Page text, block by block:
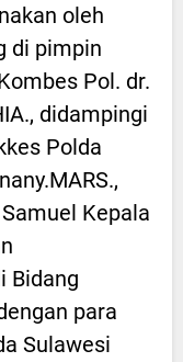
oleh
di pimpin
Pol. dr.
didampingi
Polda
Kepala
Bidang
para
Sulawesi